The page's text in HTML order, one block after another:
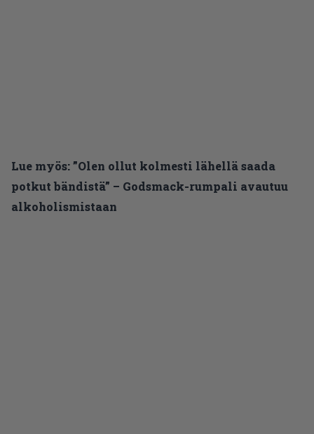
Lue myös:”Olen ollut kolmesti lähellä saada
potkut bändistä” – Godsmack-rumpali avautuu
alkoholismistaan